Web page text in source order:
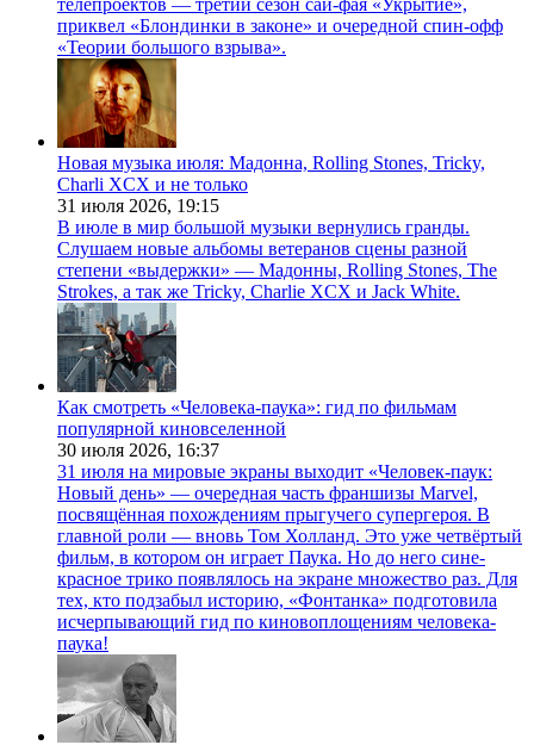
телепроектов — третий сезон сай-фая «Укрытие»,
приквел «Блондинки в законе» и очередной спин-офф
«Теории большого взрыва».
Новая музыка июля: Мадонна, Rolling Stones, Tricky,
Charli XCX и не только
31 июля 2026, 19:15
В июле в мир большой музыки вернулись гранды.
Слушаем новые альбомы ветеранов сцены разной
степени «выдержки» — Мадонны, Rolling Stones, The
Strokes, а так же Tricky, Charlie XCX и Jack White.
Как смотреть «Человека-паука»: гид по фильмам
популярной киновселенной
30 июля 2026, 16:37
31 июля на мировые экраны выходит «Человек-паук:
Новый день» — очередная часть франшизы Marvel,
посвящённая похождениям прыгучего супергероя. В
главной роли — вновь Том Холланд. Это уже четвёртый
фильм, в котором он играет Паука. Но до него сине-
красное трико появлялось на экране множество раз. Для
тех, кто подзабыл историю, «Фонтанка» подготовила
исчерпывающий гид по киновоплощениям человека-
паука!